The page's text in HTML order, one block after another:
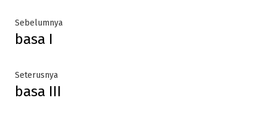
Post
navigation
SebelumnyaPrevious
basa I
SeterusnyaNext
post:
basa III